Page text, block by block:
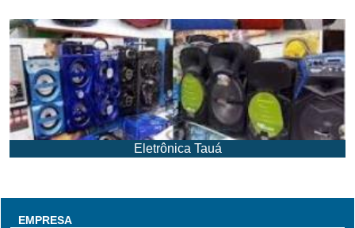
Eletrônica Tauá
EMPRESA